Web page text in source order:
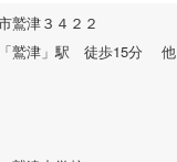
鷲津３４２２
「鷲津」駅 徒歩15分 他